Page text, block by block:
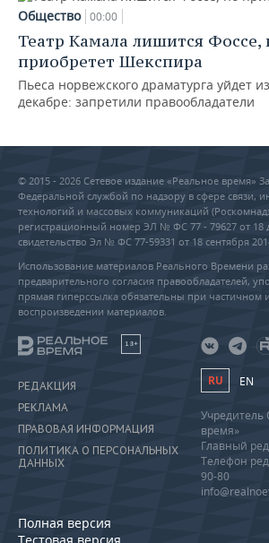
Общество 00:00
Театр Камала лишится Фоссе,
приобретет Шекспира
Пьеса норвежского драматурга уйдет
декабре: запретили правообладатели
© 2015 - 2026 Сетевое издание «Реальное время»
Федеральной службой по надзору в сфере связи,
технологий и массовых коммуникаций
регистрационный номер ЭЛ № ФС 77 - 79627 от 18
свидетельство Эл № ФС 77-59331 от 18 сентября
Использование материалов Реального Времени
предварительного согласия правообладателей,
прямая гиперссылка обязательны при частичном
воспроизведении материалов.
18+
РЕДАКЦИЯ
РЕКЛАМА
ПРАВОВАЯ ИНФОРМАЦИЯ
ПОЛИТИКА О ПЕРСОНАЛЬНЫХ
ДАННЫХ
Полная версия
RU EN
Учредитель
время»
Главный
Телефон
90-80